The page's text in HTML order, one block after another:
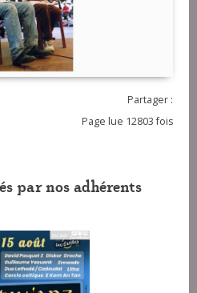
Partager :
Page lue 12803 fois
par nos adhérents